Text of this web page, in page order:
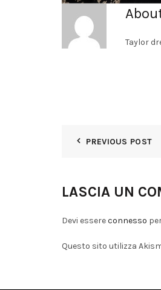
Taylor
PREVIOUS POST
LASCIA UN
Devi essereconnesso
Questo sito utilizza